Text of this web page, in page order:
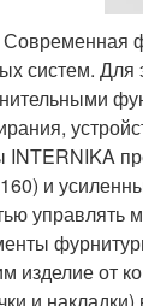
Современная
систем. Для
и
управлять
изделие от